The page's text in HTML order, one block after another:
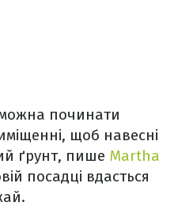
можна починати
щоб навесні
ґрунт, пише Martha
посадці вдасться